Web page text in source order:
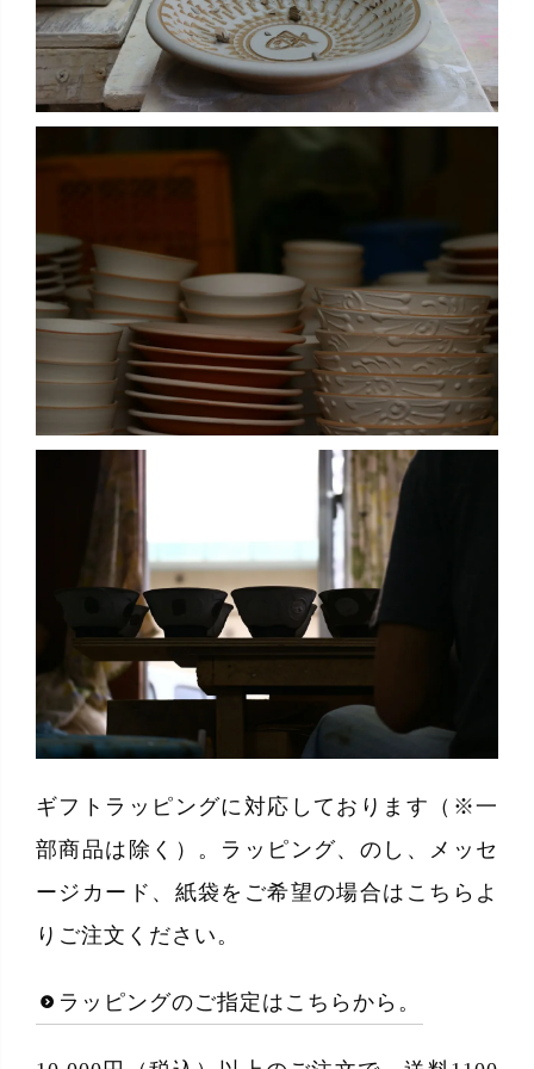
ギフトラッピングに対応しております（※一
部商品は除く）。ラッピング、のし、メッセ
ージカード、紙袋をご希望の場合はこちらよ
りご注文ください。
ラッピングのご指定はこちらから。